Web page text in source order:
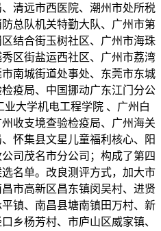
清远市西医院、潮州市处所税
总队机关特勤大队、广州市第
结合街玉树社区、广州市海珠
区街盐运西社区、广州市荔湾
南城街道处事处、东莞市东城
疫局、中国挪动广东江门分公
大学机电工程学院 、广州白
收支境查验检疫局、广州海关
怀集县文星儿童福利核心、阳
司茂名市分公司；构成了第四
名单。改良测评方式，加大市
市高新区昌东镇闵吴村、进贤
镇、南昌县塘南镇田万村、新
乡杨芳村、市庐山区威家镇、